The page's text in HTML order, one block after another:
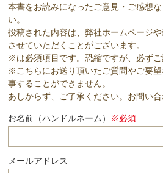
本書をお読みになったご意見・ご感想
い。
投稿された内容は、弊社ホームページ
させていただくことがございます。
※は必須項目です。恐縮ですが、必ずご
※こちらにお送り頂いたご質問やご要
事することができません。
あしからず、ご了承ください。お問い合
お名前（ハンドルネーム） ※必須
メールアドレス